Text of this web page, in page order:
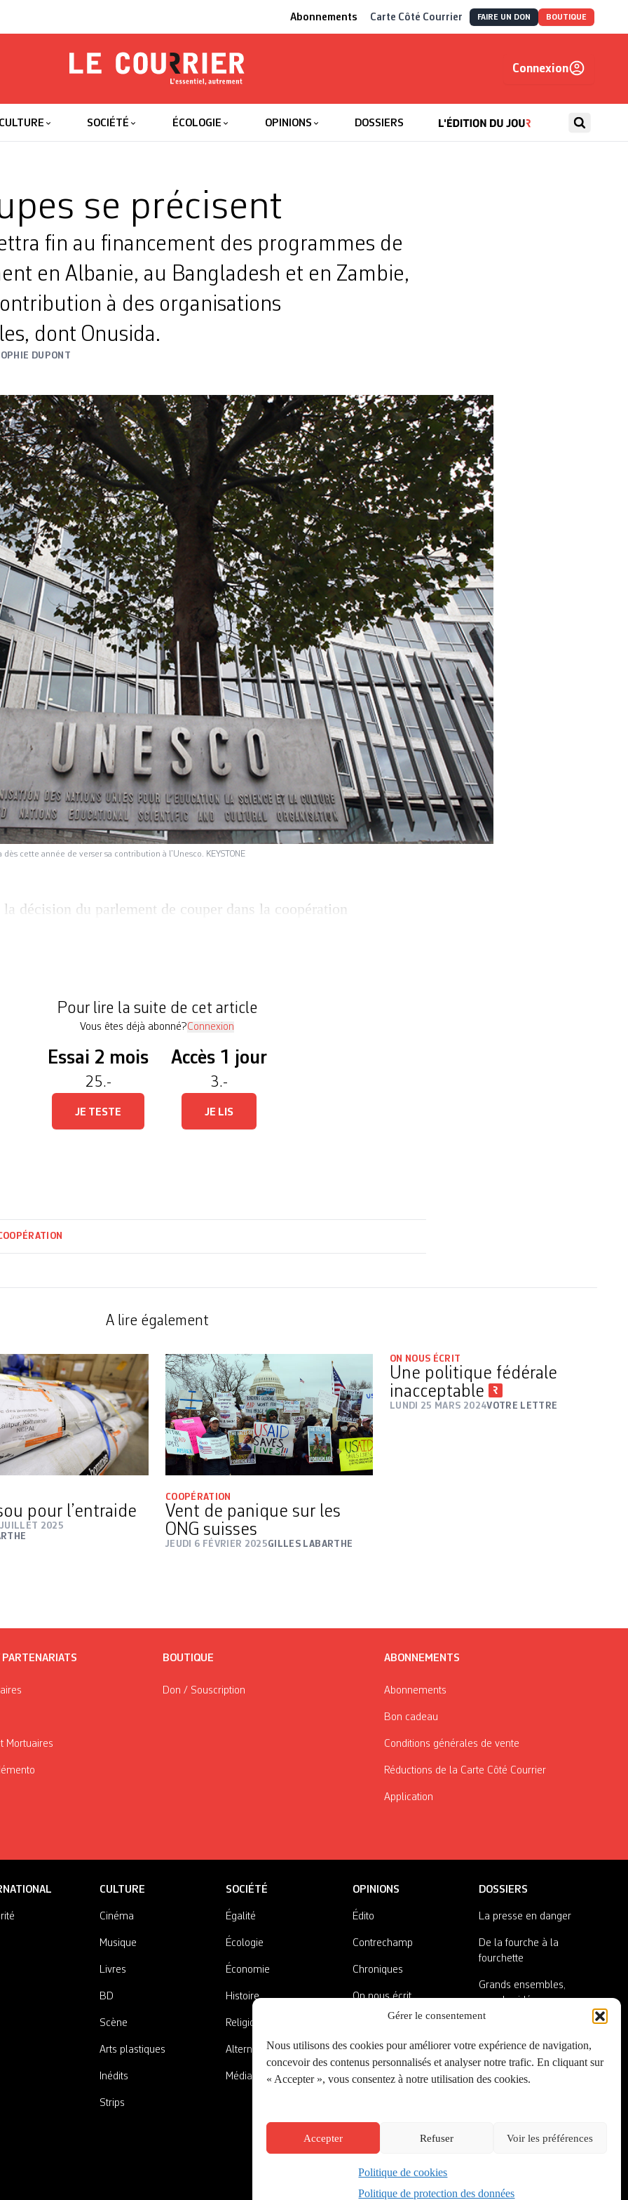
Gérer le consentement
Nous utilisons des cookies pour améliorer votre expérience de navigation,
concevoir des contenus personnalisés et analyser notre trafic. En cliquant sur
« Accepter », vous consentez à notre utilisation des cookies.
Accepter Refuser Voir les préférences
Politique de cookies
Politique de protection des données
Abonnements Carte Côté Courrier FAIRE UN DON BOUTIQUE
Le Courrier
Connexion
CULTURE SOCIÉTÉ ÉCOLOGIE OPINIONS DOSSIERS
se précisent
fin au financement des programmes de
en Albanie, au Bangladesh et en Zambie,
à des organisations
dont Onusida.
DUPONT
dès cette année de verser sa contribution à l’Unesco. KEYSTONE
la décision du parlement de couper dans la coopération
Pour lire la suite de cet article
Vous êtes déjà abonné?Connexion
Essai 2 mois
25.-
JE TESTE
Accès 1 jour
3.-
JE LIS
A lire également
pour l’entraide
JUILLET 2025
COOPÉRATION
Vent de panique sur les
ONG suisses
JEUDI 6 FÉVRIER 2025GILLES LABARTHE
ON NOUS ÉCRIT
Une politique fédérale
inacceptable
LUNDI 25 MARS 2024VOTRE LETTRE
Mortuaires
BOUTIQUE
Don / Souscription
ABONNEMENTS
Abonnements
Bon cadeau
Conditions générales de vente
Réductions de la Carte Côté Courrier
Application
CULTURE
Cinéma
Musique
Livres
BD
Scène
Arts plastiques
Inédits
Strips
SOCIÉTÉ
Égalité
Écologie
Économie
Histoire
Religions
Alternatives
Médias
OPINIONS
Édito
Contrechamp
Chroniques
On nous écrit
Nos invité·es
A côté de la plaque
DOSSIERS
La presse en danger
De la fourche à la
fourchette
Grands ensembles,
grandes idées
Créé par